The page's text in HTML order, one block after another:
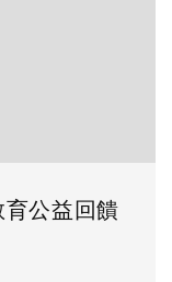
公益回饋